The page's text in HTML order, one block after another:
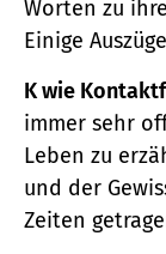
Worten zu
Einige
K wie
immer sehr
Leben zu
und der
Zeiten